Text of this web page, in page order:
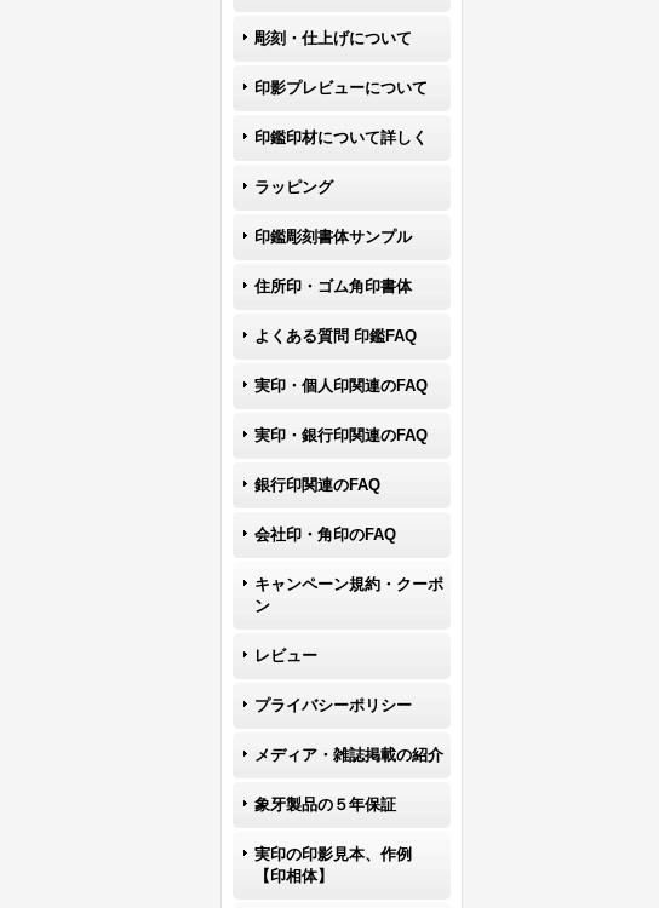
彫刻・仕上げについて
印影プレビューについて
印鑑印材について詳しく
ラッピング
印鑑彫刻書体サンプル
住所印・ゴム角印書体
よくある質問 印鑑FAQ
実印・個人印関連のFAQ
実印・銀行印関連のFAQ
銀行印関連のFAQ
会社印・角印のFAQ
キャンペーン規約・クーポ
ン
レビュー
プライバシーポリシー
メディア・雑誌掲載の紹介
象牙製品の５年保証
実印の印影見本、作例
【印相体】